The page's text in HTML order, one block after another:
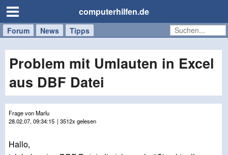
computerhilfen.de
Forum News Tipps
Handy
Tablet
Windows
Mac
Problem mit Umlauten in Excel
aus DBF Datei
Frage von Marlu
28.02.07, 09:34:15 | 3512x gelesen
Hallo,